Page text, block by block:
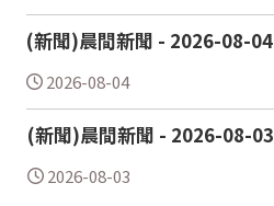
(新聞)晨間新聞 - 2026-08-04
2026-08-04
(新聞)晨間新聞 - 2026-08-03
2026-08-03